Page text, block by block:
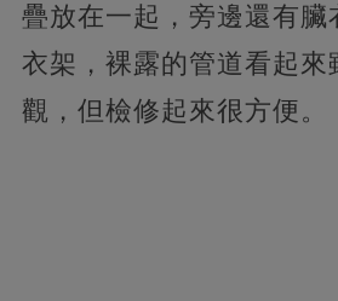
疊放在一起，旁邊還有臟
衣架，裸露的管道看起來
觀，但檢修起來很方便。